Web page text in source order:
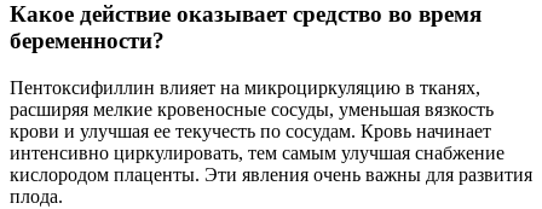
Какое действие оказывает средство во время
беременности?
Пентоксифиллин влияет на микроциркуляцию в тканях,
расширяя мелкие кровеносные сосуды, уменьшая вязкость
крови и улучшая ее текучесть по сосудам. Кровь начинает
интенсивно циркулировать, тем самым улучшая снабжение
кислородом плаценты. Эти явления очень важны для развития
плода.